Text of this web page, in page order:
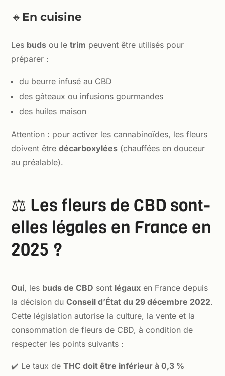
🔸 En cuisine
Les buds ou letrim peuvent être utilisés pour
préparer :
du beurre infusé au CBD
des gâteaux ou infusions gourmandes
des huiles maison
Attention : pour activer les cannabinoïdes, les fleurs
doivent êtredécarboxylées (chauffées en douceur
au préalable).
⚖️ Les fleurs de CBD sont-
elles légales en France en
2025 ?
Oui, les buds de CBD sont légaux en France depuis
la décision duConseil d’État du 29 décembre 2022.
Cette législation autorise la culture, la vente et la
consommation de fleurs de CBD, à condition de
respecter les points suivants :
✔️ Le taux deTHC doit être inférieur à 0,3 %